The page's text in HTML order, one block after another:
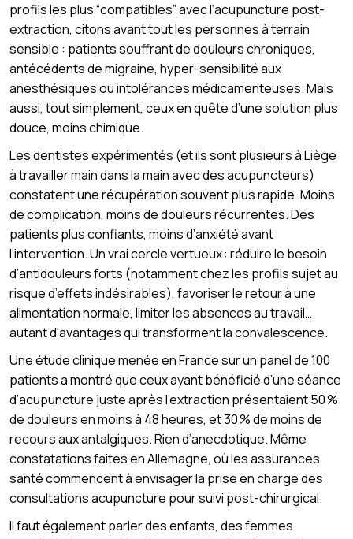
profils les plus “compatibles” avec l’acupuncture post-
extraction, citons avant tout les personnes à terrain
sensible : patients souffrant de douleurs chroniques,
antécédents de migraine, hyper-sensibilité aux
anesthésiques ou intolérances médicamenteuses. Mais
aussi, tout simplement, ceux en quête d’une solution plus
douce, moins chimique.
Les dentistes expérimentés (et ils sont plusieurs à Liège
à travailler main dans la main avec des acupuncteurs)
constatent une récupération souvent plus rapide. Moins
de complication, moins de douleurs récurrentes. Des
patients plus confiants, moins d’anxiété avant
l’intervention. Un vrai cercle vertueux : réduire le besoin
d’antidouleurs forts (notamment chez les profils sujet au
risque d’effets indésirables), favoriser le retour à une
alimentation normale, limiter les absences au travail…
autant d’avantages qui transforment la convalescence.
Une étude clinique menée en France sur un panel de 100
patients a montré que ceux ayant bénéficié d’une séance
d’acupuncture juste après l’extraction présentaient 50 %
de douleurs en moins à 48 heures, et 30 % de moins de
recours aux antalgiques. Rien d’anecdotique. Même
constatations faites en Allemagne, où les assurances
santé commencent à envisager la prise en charge des
consultations acupuncture pour suivi post-chirurgical.
Il faut également parler des enfants, des femmes